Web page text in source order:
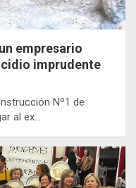
empresario
imprudente
Nº1 de
al ex…